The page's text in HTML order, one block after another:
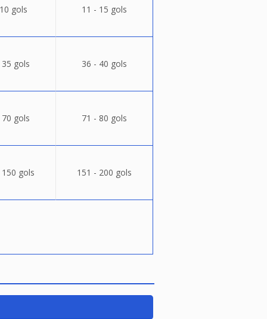
gols 11 - 15 gols
gols 36 - 40 gols
gols 71 - 80 gols
gols 151 - 200 gols